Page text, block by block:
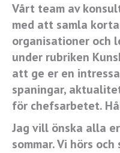
Vårt team av
med att samla
organisationer och
under rubriken
att ge er en
spaningar,
för chefsarbetet. H
Jag vill önska alla
sommar. Vi hörs